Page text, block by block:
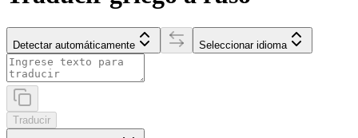
Detectar automáticamente Seleccionar idioma
Traducir